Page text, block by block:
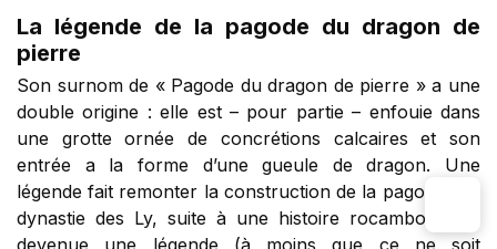
La légende de la pagode du dragon de
pierre
Son surnom de « Pagode du dragon de pierre » a une
double origine : elle est – pour partie – enfouie dans
une grotte ornée de concrétions calcaires et son
entrée a la forme d’une gueule de dragon. Une
légende fait remonter la construction de la pagode à la
dynastie des Ly, suite à une histoire rocambolesque